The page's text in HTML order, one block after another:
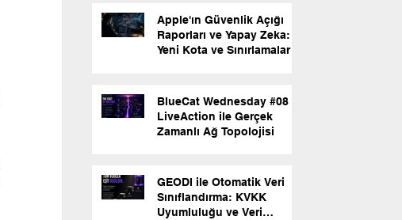
Apple'ın Güvenlik Açığı
Raporları ve Yapay Zeka:
Yeni Kota ve Sınırlamalar
BlueCat Wednesday #08 |
LiveAction ile Gerçek
Zamanlı Ağ Topolojisi
GEODI ile Otomatik Veri
Sınıflandırma: KVKK
Uyumluluğu ve Veri